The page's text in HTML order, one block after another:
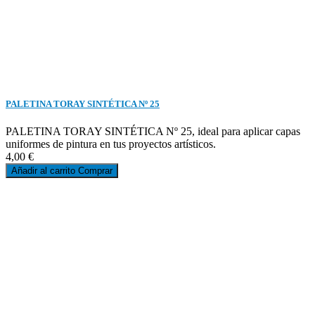
PALETINA TORAY SINTÉTICA Nº 25
PALETINA TORAY SINTÉTICA Nº 25, ideal para aplicar capas
uniformes de pintura en tus proyectos artísticos.
4,00 €
Añadir al carrito Comprar